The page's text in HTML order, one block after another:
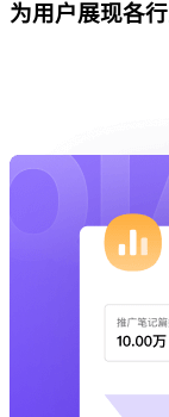
为用户展现各